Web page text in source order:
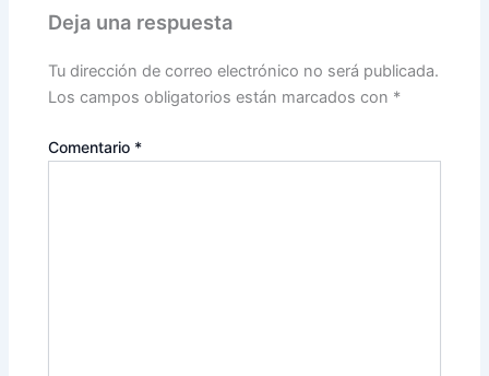
Deja una respuesta
Tu dirección de correo electrónico no será publicada.
Los campos obligatorios están marcados con *
Comentario *